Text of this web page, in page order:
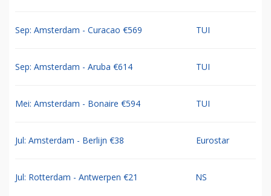
Sep: Amsterdam - Curacao €569 TUI
Sep: Amsterdam - Aruba €614 TUI
Mei: Amsterdam - Bonaire €594 TUI
Jul: Amsterdam - Berlijn €38 Eurostar
Jul: Rotterdam - Antwerpen €21 NS